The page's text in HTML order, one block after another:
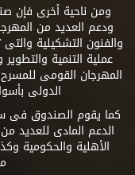
ومن ناحية أخرى فإن
ودعم العديد من
والفنون التشكيلية
عملية التنمية
المهرجان القومى
الدولى
كما يقوم الصندوق فى
الدعم المادى للعديد من
الأهلية والحكومية